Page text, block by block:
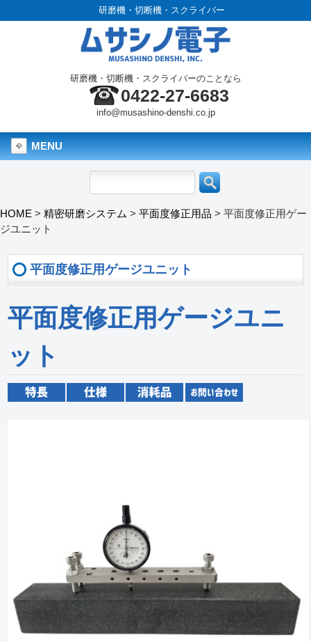
研磨機・切断機・スクライバー
研磨機・切断機・スクライバーのことなら
0422-27-6683
info@musashino-denshi.co.jp
MENU
HOME > 精密研磨システム > 平面度修正用品 > 平面度修正用ゲー
ジユニット
平面度修正用ゲージユニット
平面度修正用ゲージユニ
ット